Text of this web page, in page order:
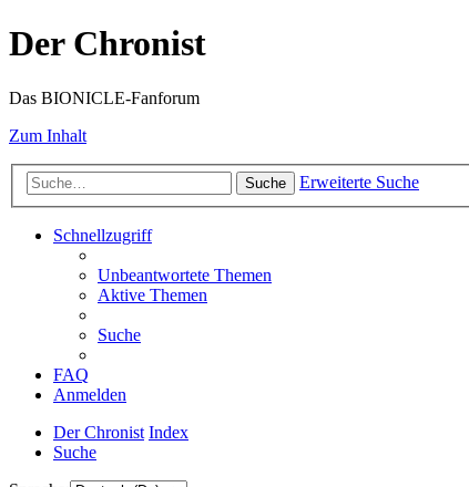
Der Chronist
Das BIONICLE-Fanforum
Zum Inhalt
Suche Erweiterte Suche
Schnellzugriff
Unbeantwortete Themen
Aktive Themen
Suche
FAQ
Anmelden
Der Chronist Index
Suche